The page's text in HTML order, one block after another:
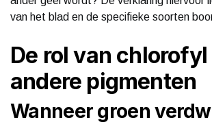
van het blad en de specifieke soorten
De rol van chlorofyl
andere pigmenten
Wanneer groen